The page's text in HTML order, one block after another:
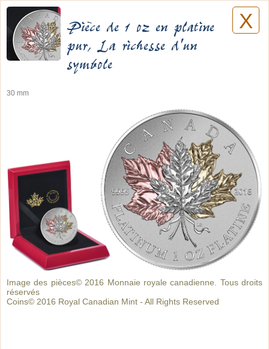
Lilyane Coulombe X
Pièce de 1 oz en platine
pur, La richesse d'un
symbole
30 mm
Image des pièces© 2016 Monnaie royale canadienne. Tous droits
réservés
Coins© 2016 Royal Canadian Mint - All Rights Reserved